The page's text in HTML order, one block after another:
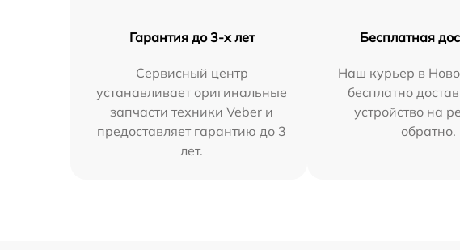
Гарантия до 3-х лет
Сервисный центр
устанавливает оригинальные
запчасти техники Veber и
предоставляет гарантию до 3
лет.
Бесплатная
Наш курьер в
бесплатно
устройство на
обратно.